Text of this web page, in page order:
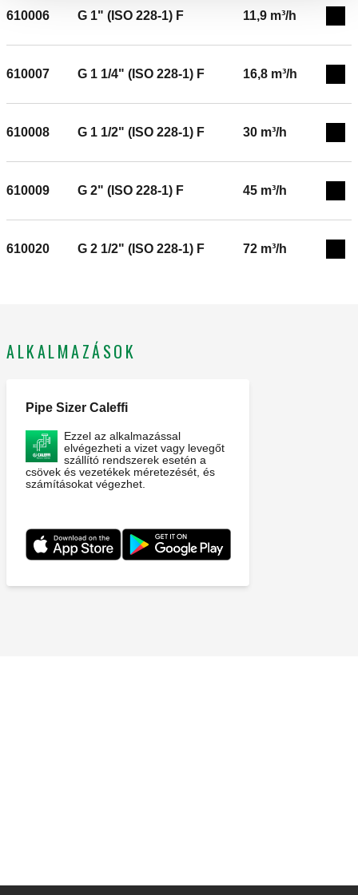
1) F. Maximális működési nyomás: 6 bar. Közeg hőmérséklet
610006 G 1" (ISO 228-1) F 11,9 m³/h
610007 G 1 1/4" (ISO 228-1) F 16,8 m³/h
610008 G 1 1/2" (ISO 228-1) F 30 m³/h
610009 G 2" (ISO 228-1) F 45 m³/h
610020 G 2 1/2" (ISO 228-1) F 72 m³/h
ALKALMAZÁSOK
Pipe Sizer Caleffi
Ezzel az alkalmazással
elvégezheti a vizet vagy levegőt
szállító rendszerek esetén a
csövek és vezetékek méretezését, és
számításokat végezhet.